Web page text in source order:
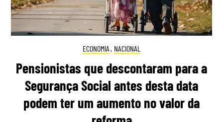
ECONOMIA , NACIONAL
Pensionistas que descontaram para a
Segurança Social antes desta data
podem ter um aumento no valor da